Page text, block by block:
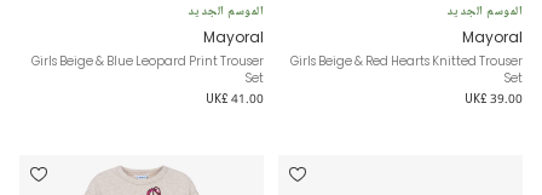
الموسم الجديد
Mayoral
Girls Beige & Red Hearts Knitted Trouser
Set
UK£ 39.00
الموسم الجديد
Mayoral
Girls Beige & Blue Leopard Print Trouser
Set
UK£ 41.00